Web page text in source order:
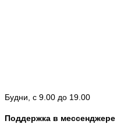
Будни, с 9.00 до 19.00
Поддержка в мессенджере